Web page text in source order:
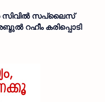
സിവില്‍ സപ്ലൈസ്
റഹീം കരിപ്പൊടി